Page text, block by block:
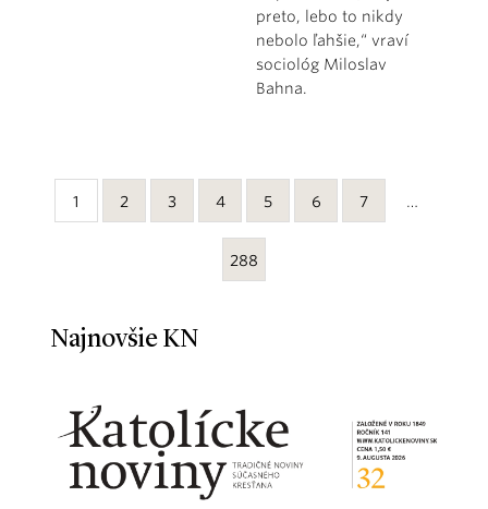
preto, lebo to nikdy
nebolo ľahšie,“ vraví
sociológ Miloslav
Bahna.
1 2 3 4 5 6 7 …
288
Najnovšie KN